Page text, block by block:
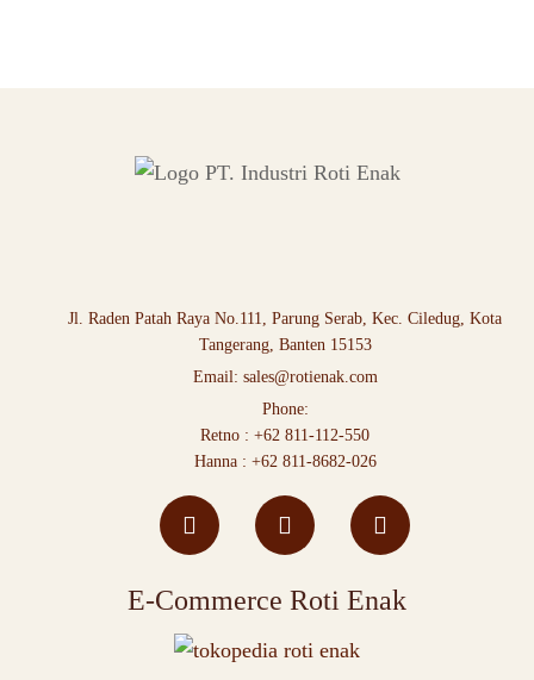
Jl. Raden Patah Raya No.111, Parung Serab, Kec. Ciledug, Kota
Tangerang, Banten 15153
Email: sales@rotienak.com
Phone:
Retno : +62 811-112-550
Hanna : +62 811-8682-026
E-Commerce Roti Enak